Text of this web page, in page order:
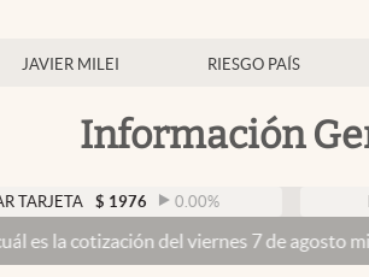
JAVIER MILEI RIESGO PAÍS
Información
$ 1976 0.00% DÓLAR
del viernes 7 de agosto minuto a